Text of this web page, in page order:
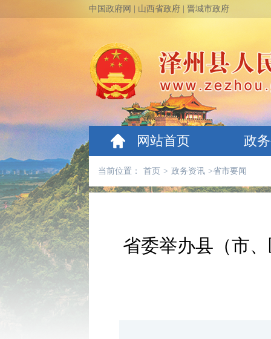
中国政府网 山西省政府 晋城市政府
网站首页 政
当前位置： 首页 > 政务资讯 >省市要闻
省委举办县（市